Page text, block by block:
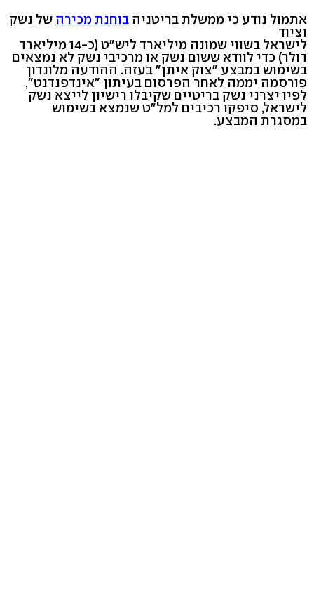
אתמול נודע כי ממשלת בריטניה בוחנת מכירה של נשק
וציוד
לישראל בשווי שמונה מיליארד ליש"ט (כ-14 מיליארד
דולר) כדי לוודא ששום נשק או מרכיבי נשק לא נמצאים
בשימוש במבצע "צוק איתן" בעזה. ההודעה מלונדון
פורסמה יממה לאחר הפרסום בעיתון "אינדפנדנט",
לפיו יצרני נשק בריטיים שקיבלו רישיון לייצא נשק
לישראל, סיפקו רכיבים למל"ט שנמצא בשימוש
במסגרת המבצע.